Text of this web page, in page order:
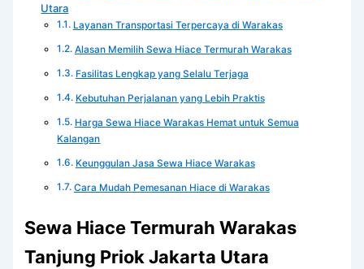
Utara
Layanan Transportasi Terpercaya di Warakas
Alasan Memilih Sewa Hiace Termurah Warakas
Fasilitas Lengkap yang Selalu Terjaga
Kebutuhan Perjalanan yang Lebih Praktis
Harga Sewa Hiace Warakas Hemat untuk Semua
Kalangan
Keunggulan Jasa Sewa Hiace Warakas
Cara Mudah Pemesanan Hiace di Warakas
Sewa Hiace Termurah Warakas
Tanjung Priok Jakarta Utara